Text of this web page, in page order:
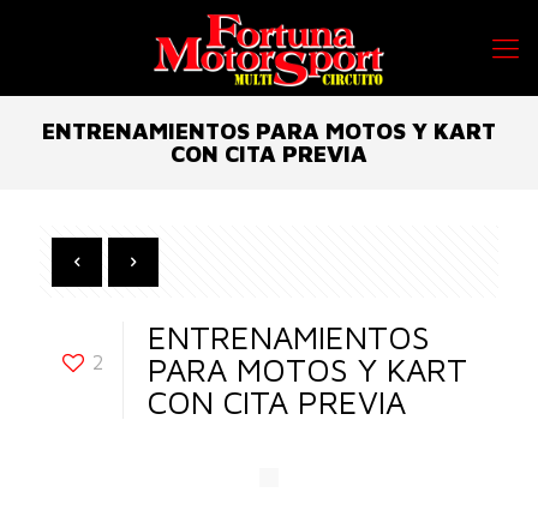
ENTRENAMIENTOS PARA MOTOS Y KART
CON CITA PREVIA
2
ENTRENAMIENTOS
PARA MOTOS Y KART
CON CITA PREVIA